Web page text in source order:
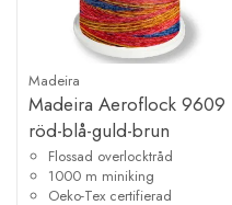
Madeira
Madeira Aeroflock 9609
röd-blå-guld-brun
Flossad overlocktråd
1000 m miniking
Oeko-Tex certifierad